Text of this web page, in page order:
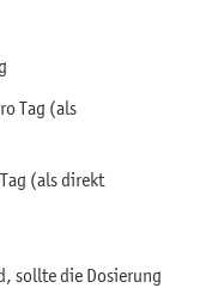
Tag (als
(als direkt
sollte die Dosierung